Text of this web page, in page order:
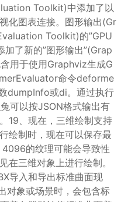
Toolkit)中添加了以
化图表连接。图形输出(Gr
Toolkit)的”GPU
了新的”图形输出”(Grap
用于使用Graphviz生成G
命令deforme
dumpInfo或di。通过执行
可以按JSON格式输出有
19、现在，三维绘制支持
绘制时，现在可以保存最
的纹理可能会导致性
在三维对象上进行绘制。
导入和导出标准曲面现
对象或场景时，会包含标